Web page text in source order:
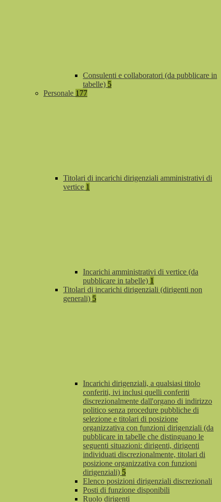
Consulenti e collaboratori (da pubblicare in
tabelle) 5
Personale 177
Titolari di incarichi dirigenziali amministrativi di
vertice 1
Incarichi amministrativi di vertice (da
pubblicare in tabelle) 1
Titolari di incarichi dirigenziali (dirigenti non
generali) 5
Incarichi dirigenziali, a qualsiasi titolo
conferiti, ivi inclusi quelli conferiti
discrezionalmente dall'organo di indirizzo
politico senza procedure pubbliche di
selezione e titolari di posizione
organizzativa con funzioni dirigenziali (da
pubblicare in tabelle che distinguano le
seguenti situazioni: dirigenti, dirigenti
individuati discrezionalmente, titolari di
posizione organizzativa con funzioni
dirigenziali) 5
Elenco posizioni dirigenziali discrezionali
Posti di funzione disponibili
Ruolo dirigenti